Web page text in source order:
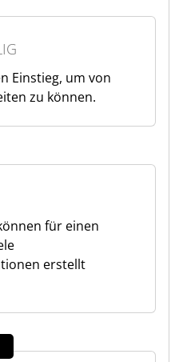
Einstieg, um von
zu können.
für einen
erstellt